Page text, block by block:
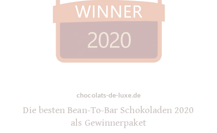
chocolats-de-luxe.de
Die besten Bean-To-Bar Schokoladen 2020
als Gewinnerpaket